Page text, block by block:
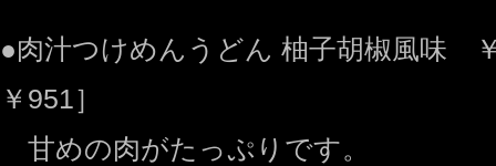
●肉汁つけめんうどん 柚子胡椒風味
￥951］
甘めの肉がたっぷりです。